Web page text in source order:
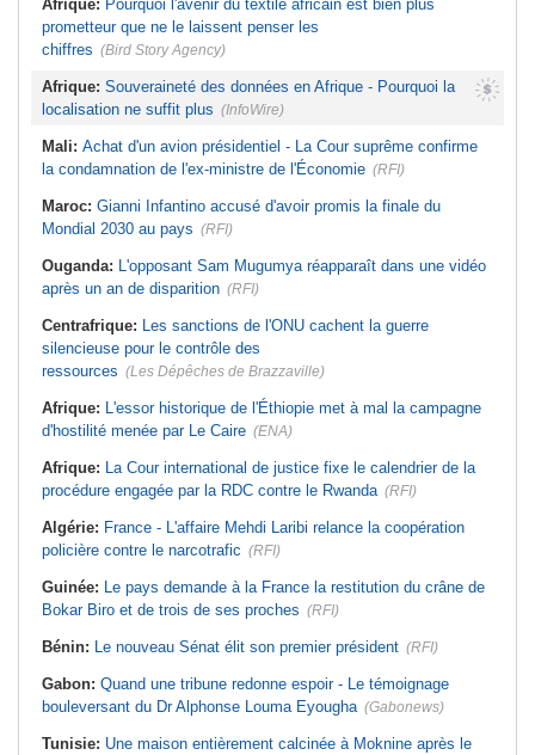
Afrique: Pourquoi l'avenir du textile africain est bien plus
prometteur que ne le laissent penser les
chiffres (Bird Story Agency)
Afrique: Souveraineté des données en Afrique - Pourquoi la
localisation ne suffit plus (InfoWire)
Mali: Achat d'un avion présidentiel - La Cour suprême confirme
la condamnation de l'ex-ministre de l'Économie (RFI)
Maroc: Gianni Infantino accusé d'avoir promis la finale du
Mondial 2030 au pays (RFI)
Ouganda: L'opposant Sam Mugumya réapparaît dans une vidéo
après un an de disparition (RFI)
Centrafrique: Les sanctions de l'ONU cachent la guerre
silencieuse pour le contrôle des
ressources (Les Dépêches de Brazzaville)
Afrique: L'essor historique de l'Éthiopie met à mal la campagne
d'hostilité menée par Le Caire (ENA)
Afrique: La Cour international de justice fixe le calendrier de la
procédure engagée par la RDC contre le Rwanda (RFI)
Algérie: France - L'affaire Mehdi Laribi relance la coopération
policière contre le narcotrafic (RFI)
Guinée: Le pays demande à la France la restitution du crâne de
Bokar Biro et de trois de ses proches (RFI)
Bénin: Le nouveau Sénat élit son premier président (RFI)
Gabon: Quand une tribune redonne espoir - Le témoignage
bouleversant du Dr Alphonse Louma Eyougha (Gabonews)
Tunisie: Une maison entièrement calcinée à Moknine après le